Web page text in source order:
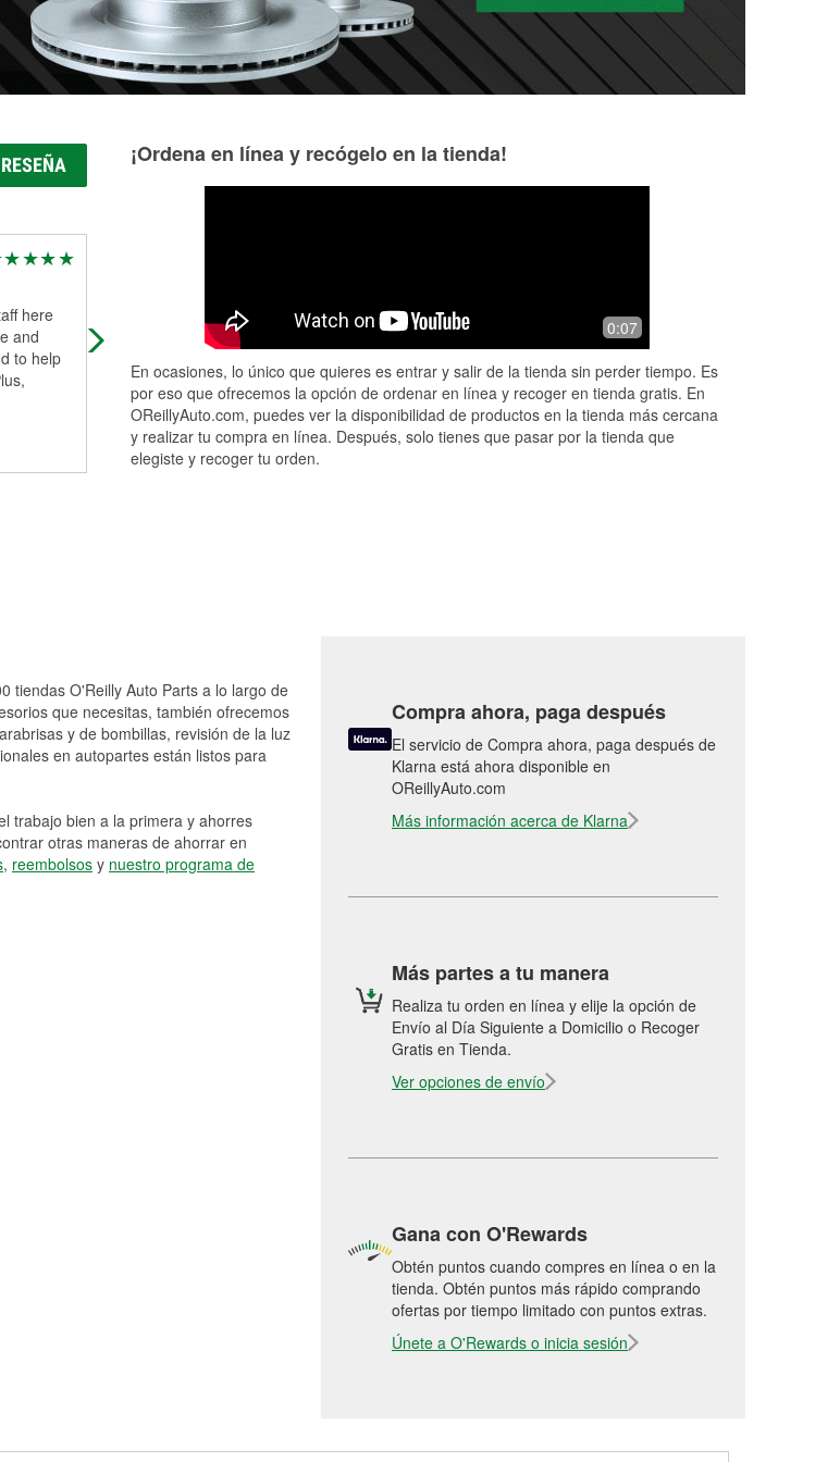
here
and
to help
Very helpful and friendly folks at this
Always my go-to spot best prices for
the parts.
¡Ordena en línea y recógelo en la tienda!
0:07
En ocasiones, lo único que quieres es entrar y salir de la tienda sin perder tiempo. Es
por eso que ofrecemos la opción de ordenar en línea y recoger en tienda gratis. En
OReillyAuto.com, puedes ver la disponibilidad de productos en la tienda más cercana
y realizar tu compra en línea. Después, solo tienes que pasar por la tienda que
elegiste y recoger tu orden.
tiendas O'Reilly Auto Parts a lo largo de
que necesitas, también ofrecemos
y de bombillas, revisión de la luz
en autopartes están listos para
trabajo bien a la primera y ahorres
otras maneras de ahorrar en
, reembolsos y nuestro programa de
Compra ahora, paga después
El servicio de Compra ahora, paga después de
Klarna está ahora disponible en
OReillyAuto.com
Más información acerca de Klarna
Más partes a tu manera
Realiza tu orden en línea y elije la opción de
Envío al Día Siguiente a Domicilio o Recoger
Gratis en Tienda.
Ver opciones de envío
Gana con O'Rewards
Obtén puntos cuando compres en línea o en la
tienda. Obtén puntos más rápido comprando
ofertas por tiempo limitado con puntos extras.
Únete a O'Rewards o inicia sesión